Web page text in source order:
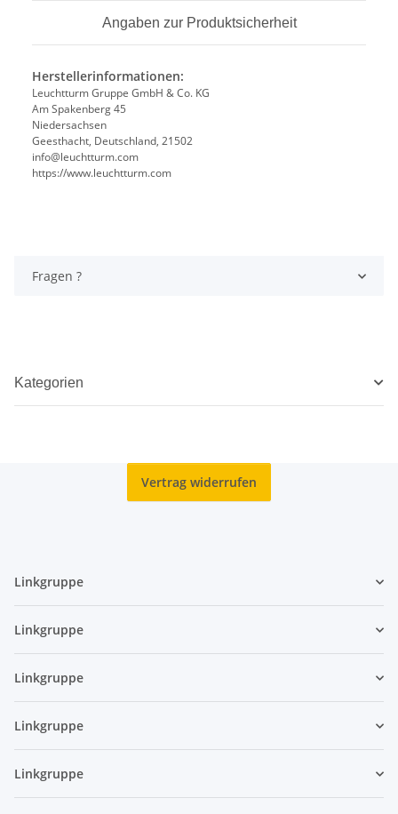
Angaben zur Produktsicherheit
Herstellerinformationen:
Leuchtturm Gruppe GmbH & Co. KG
Am Spakenberg 45
Niedersachsen
Geesthacht, Deutschland, 21502
info@leuchtturm.com
https://www.leuchtturm.com
Fragen ?
Kategorien
Vertrag widerrufen
Linkgruppe
Linkgruppe
Linkgruppe
Linkgruppe
Linkgruppe